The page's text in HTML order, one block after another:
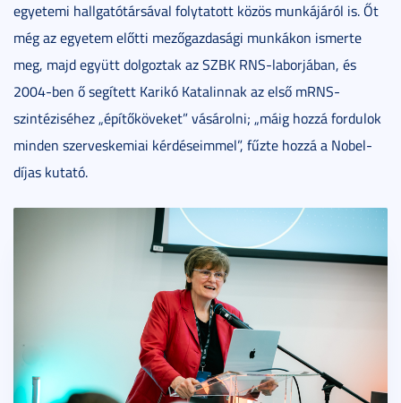
egyetemi hallgatótársával folytatott közös munkájáról is. Őt
még az egyetem előtti mezőgazdasági munkákon ismerte
meg, majd együtt dolgoztak az SZBK RNS-laborjában, és
2004-ben ő segített Karikó Katalinnak az első mRNS-
szintéziséhez „építőköveket” vásárolni; „máig hozzá fordulok
minden szerveskemiai kérdéseimmel”, fűzte hozzá a Nobel-
díjas kutató.